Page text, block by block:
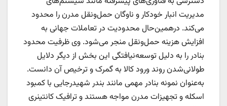
مدیریت انبار خودکار و ناوگان حمل‌ونقل مدرن را محدود
می‌کند. درهمین‌‌‌‌‌حال محدودیت در تعاملات جهانی به
افزایش هزینه حمل‌ونقل منجر می‌شود. وی ظرفیت محدود
بنادر را به دلیل توسعه‌‌‌‌‌نیافتگی این بخش از دیگر دلایل
طولانی‌شدن روند ورود کالا به گمرک و ترخیص آن دانست.
به‌عنوان نمونه بنادر مهمی مانند بندر شهیدرجایی با کمبود
اسکله و تجهیزات مدرن مواجه هستند و ترافیک کانتینری